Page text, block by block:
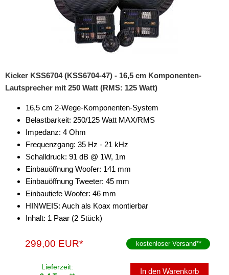
Kicker KSS6704 (KSS6704-47) - 16,5 cm Komponenten-
Lautsprecher mit 250 Watt (RMS: 125 Watt)
16,5 cm 2-Wege-Komponenten-System
Belastbarkeit: 250/125 Watt MAX/RMS
Impedanz: 4 Ohm
Frequenzgang: 35 Hz - 21 kHz
Schalldruck: 91 dB @ 1W, 1m
Einbauöffnung Woofer: 141 mm
Einbauöffnung Tweeter: 45 mm
Einbautiefe Woofer: 46 mm
HINWEIS: Auch als Koax montierbar
Inhalt: 1 Paar (2 Stück)
299,00 EUR* kostenloser Versand**
Lieferzeit:
In den Warenkorb